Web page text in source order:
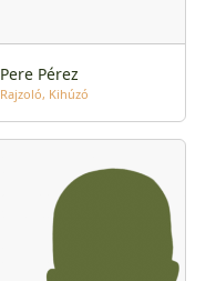
Pere Pérez
Rajzoló Kihúzó